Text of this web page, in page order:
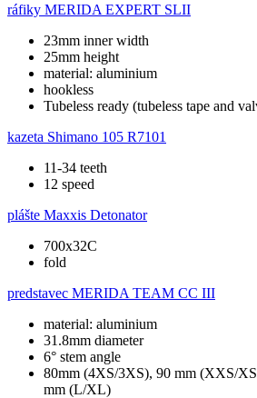
ráfiky MERIDA EXPERT SLII
23mm inner width
25mm height
material: aluminium
hookless
Tubeless ready (tubeless tape and
kazeta Shimano 105 R7101
11-34 teeth
12 speed
plášte Maxxis Detonator
700x32C
fold
predstavec MERIDA TEAM CC III
material: aluminium
31.8mm diameter
6° stem angle
80mm (4XS/3XS), 90 mm (XXS/
mm (L/XL)